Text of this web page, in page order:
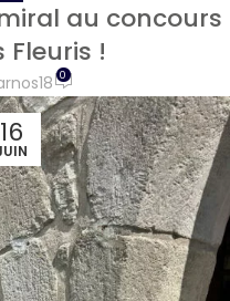
au concours
Fleuris !
0
16